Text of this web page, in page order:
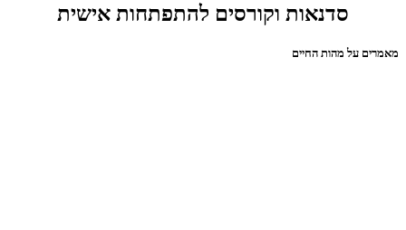
סדנאות וקורסים להתפתחות אישית
מאמרים על מהות החיים